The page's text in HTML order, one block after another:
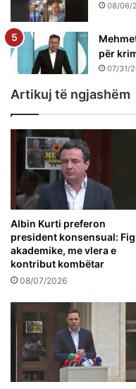
08/06/
për
07/31/
Artikuj të ngjashëm
Albin Kurti preferon
president konsensual:
akademike, me vlera e
kontribut kombëtar
08/07/2026